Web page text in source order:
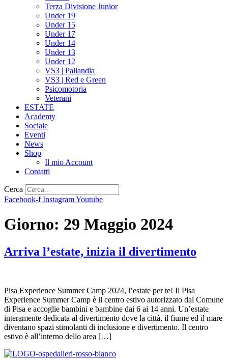
Terza Divisione Junior
Under 19
Under 15
Under 17
Under 14
Under 13
Under 12
VS3 | Pallandia
VS3 | Red e Green
Psicomotoria
Veterani
ESTATE
Academy
Sociale
Eventi
News
Shop
Il mio Account
Contatti
Cerca
Facebook-f InstagramYoutube
Giorno: 29 Maggio 2024
Arriva l’estate, inizia il divertimento
Pisa Experience Summer Camp 2024, l’estate per te! Il Pisa
Experience Summer Camp è il centro estivo autorizzato dal Comune
di Pisa e accoglie bambini e bambine dai 6 ai 14 anni. Un’estate
interamente dedicata al divertimento dove la città, il fiume ed il mare
diventano spazi stimolanti di inclusione e divertimento. Il centro
estivo è all’interno dello area […]